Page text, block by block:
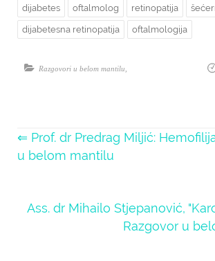
dijabetes oftalmolog retinopatija
dijabetesna retinopatija oftalmologija
Razgovori u belom mantilu
⇐ Prof. dr Predrag Miljić:
u belom mantilu
Ass. dr Mihailo Stjepanović,
Razgovor u